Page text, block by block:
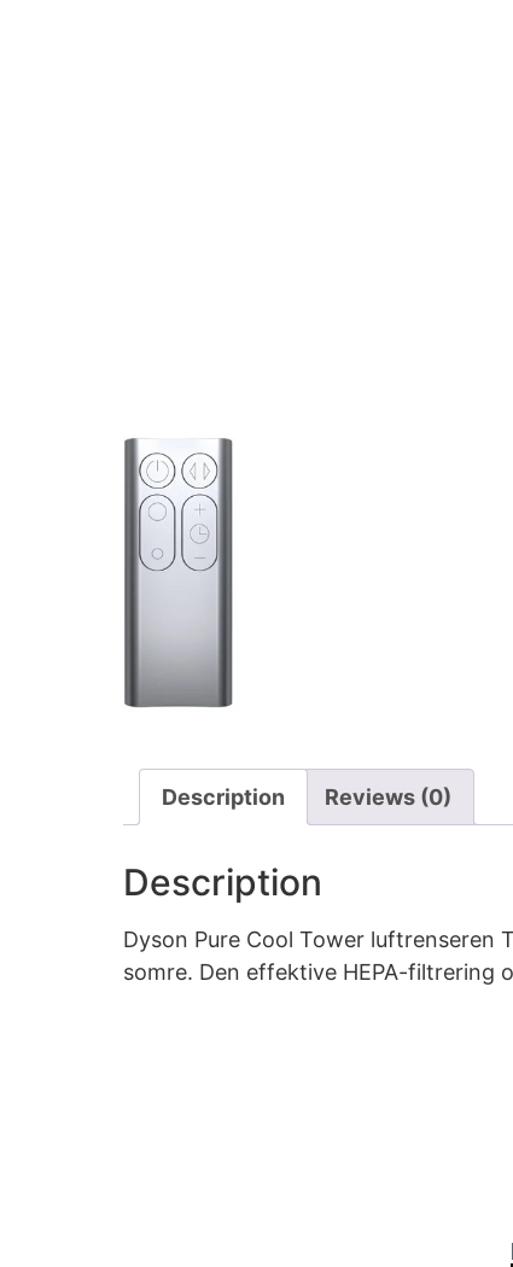
Description Reviews (0)
Description
Dyson Pure Cool Tower luftrenseren
somre. Den effektive HEPA-filtrering